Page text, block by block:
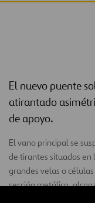
El nuevo puente
atirantado
de apoyo.
El vano principal se
de tirantes situados en
grandes velas o
sección metálica,